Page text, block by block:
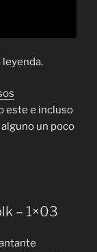
leyenda.
este e incluso
un poco
– 1×03